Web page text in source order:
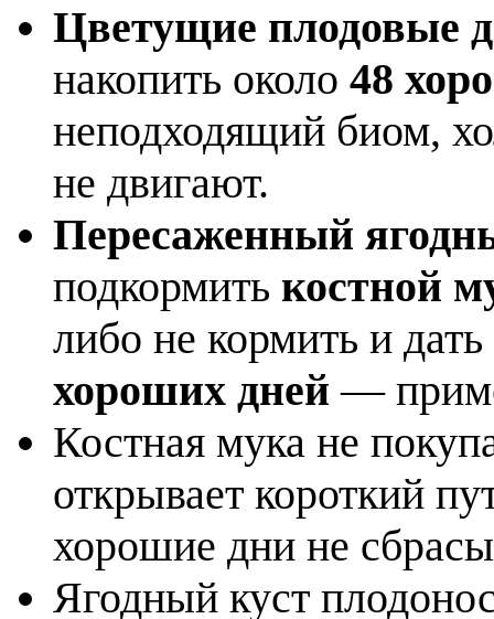
Цветущие плодовые
накопить около 48
неподходящий биом,
не двигают.
Пересаженный
подкормить костной
либо не кормить и
хороших дней —
Костная мука не
открывает короткий
хорошие дни не
Ягодный куст